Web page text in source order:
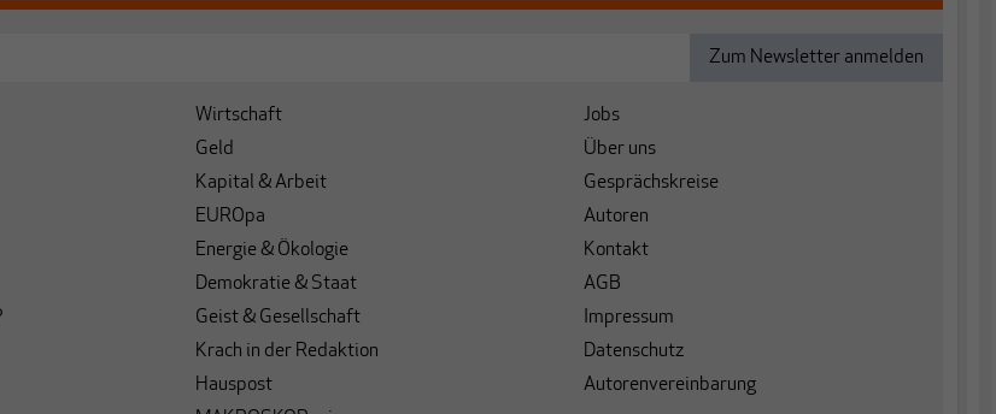
Wirtschaft
Geld
Kapital & Arbeit
EUROpa
Energie & Ökologie
Demokratie & Staat
Geist & Gesellschaft
Krach in der Redaktion
Hauspost
Jobs
Über uns
Gesprächskreise
Autoren
Kontakt
AGB
Impressum
Datenschutz
Autorenvereinbarung